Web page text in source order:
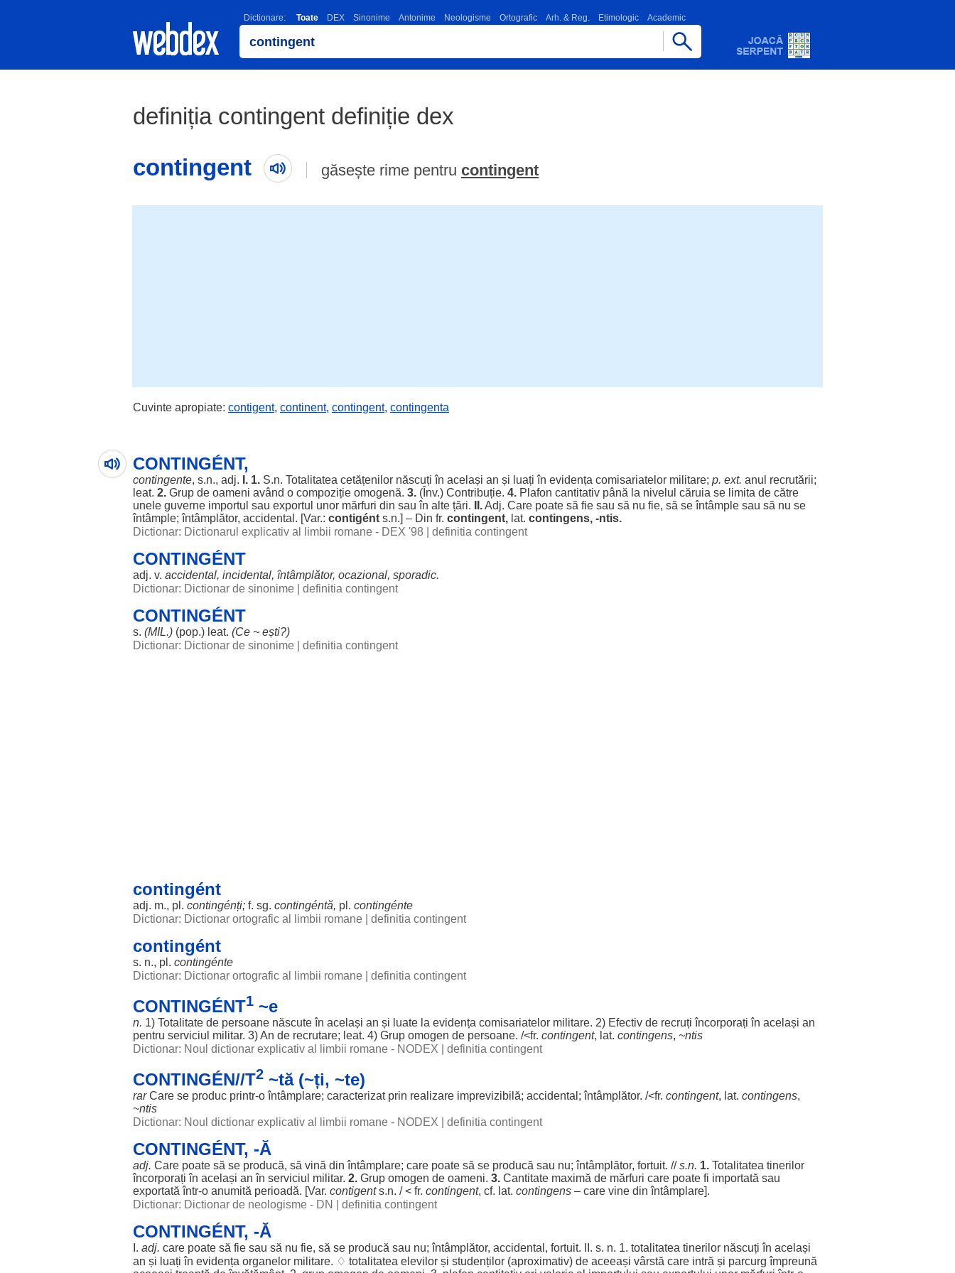
Dictionare: Toate DEX Sinonime Antonime Neologisme Ortografic Arh. & Reg. Etimologic Academic
definiția contingent definiție dex
contingent
găsește rime pentru contingent
Cuvinte apropiate: contigent, continent, contingent, contingenta
CONTINGÉNT,
contingente, s.n., adj. I. 1. S.n. Totalitatea cetățenilor născuți în același an și luați în evidența comisariatelor militare; p. ext. anul recrutării;
leat. 2. Grup de oameni având o compoziție omogenă. 3. (Înv.) Contribuție. 4. Plafon cantitativ până la nivelul căruia se limita de către
unele guverne importul sau exportul unor mărfuri din sau în alte țări. II.Adj. Care poate să fie sau să nu fie, să seîntâmple sau să nu se
întâmple;întâmplător, accidental . [Var.: contigént s.n.] – Din fr. contingent, lat. contingens, -ntis.
Dictionar: Dictionarul explicativ al limbii romane - DEX '98
definitia contingent
CONTINGÉNT
adj. v. accidental, incidental, întâmplător, ocazional, sporadic.
Dictionar: Dictionar de sinonime
definitia contingent
CONTINGÉNT
s. (MIL.) (pop.) leat. (Ce ~ ești?)
Dictionar: Dictionar de sinonime
definitia contingent
contingént
adj. m., pl. contingénți; f. sg. contingéntă, pl. contingénte
Dictionar: Dictionar ortografic al limbii romane
definitia contingent
contingént
s. n., pl. contingénte
Dictionar: Dictionar ortografic al limbii romane
definitia contingent
CONTINGÉNT1 ~e
n. 1) Totalitate de persoane născuteîn același an și luate la evidența comisariatelor militare. 2) Efectiv de recruți încorporați în același an
pentru serviciul militar. 3)An de recrutare; leat. 4) Grup omogen de persoane. /<fr. contingent, lat. contingens, ~ntis
Dictionar: Noul dictionar explicativ al limbii romane - NODEX
definitia contingent
CONTINGÉN//T2 ~tă (~ți, ~te)
rarCare se produc printr-oîntâmplare; caracterizatprin realizare imprevizibilă; accidental ;întâmplător. /<fr. contingent, lat. contingens,
~ntis
Dictionar: Noul dictionar explicativ al limbii romane - NODEX
definitia contingent
CONTINGÉNT, -Ă
adj. Care poate să se producă, să vină dinîntâmplare; care poate să se producă sau nu;întâmplător, fortuit. //s.n. 1. Totalitatea tinerilor
încorporați în același an în serviciul militar. 2. Grup omogen de oameni. 3. Cantitate maximă de mărfuri care poate fi importată sau
exportată într-o anumită perioadă. [Var. contigents.n. / < fr. contingent, cf. lat. contingens – care vine dinîntâmplare].
Dictionar: Dictionar de neologisme - DN
definitia contingent
CONTINGÉNT, -Ă
I. adj. care poate să fie sau să nu fie, să se producă sau nu;întâmplător, accidental , fortuit. II. s. n. 1. totalitatea tinerilor născuți în același
an și luați în evidența organelor militare. ♢ totalitatea elevilor și studenților (aproximativ) de aceeași vârstă care intră și parcurg împreună